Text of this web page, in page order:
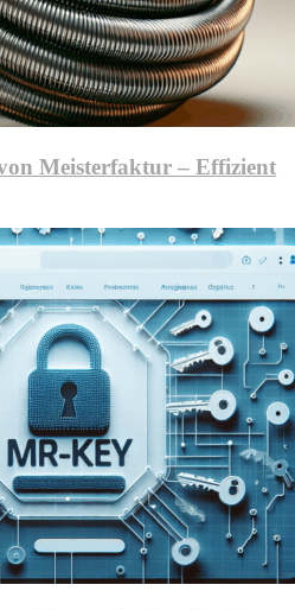
Meisterfaktur – Effizient